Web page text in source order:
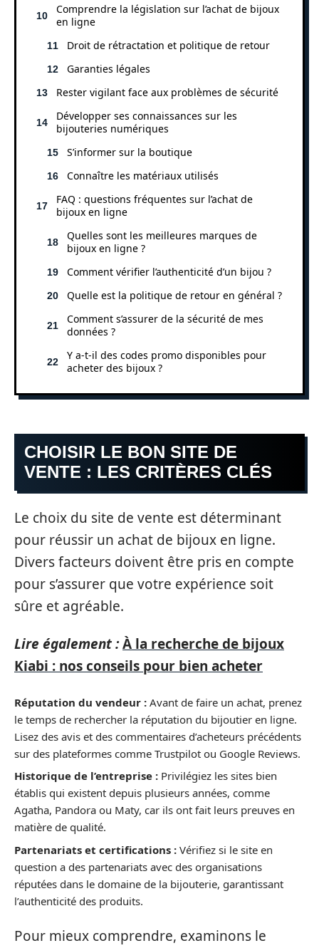
Comprendre la législation sur l’achat de bijoux
en ligne
Droit de rétractation et politique de retour
Garanties légales
Rester vigilant face aux problèmes de sécurité
Développer ses connaissances sur les
bijouteries numériques
S’informer sur la boutique
Connaître les matériaux utilisés
FAQ : questions fréquentes sur l’achat de
bijoux en ligne
Quelles sont les meilleures marques de
bijoux en ligne ?
Comment vérifier l’authenticité d’un bijou ?
Quelle est la politique de retour en général ?
Comment s’assurer de la sécurité de mes
données ?
Y a-t-il des codes promo disponibles pour
acheter des bijoux ?
CHOISIR LE BON SITE DE
VENTE : LES CRITÈRES CLÉS
Le choix du site de vente est déterminant
pour réussir un achat de bijoux en ligne.
Divers facteurs doivent être pris en compte
pour s’assurer que votre expérience soit
sûre et agréable.
Lire également :À la recherche de bijoux
Kiabi : nos conseils pour bien acheter
Réputation du vendeur : Avant de faire un achat, prenez
le temps de rechercher la réputation du bijoutier en ligne.
Lisez des avis et des commentaires d’acheteurs précédents
sur des plateformes comme Trustpilot ou Google Reviews.
Historique de l’entreprise : Privilégiez les sites bien
établis qui existent depuis plusieurs années, comme
Agatha, Pandora ou Maty, car ils ont fait leurs preuves en
matière de qualité.
Partenariats et certifications : Vérifiez si le site en
question a des partenariats avec des organisations
réputées dans le domaine de la bijouterie, garantissant
l’authenticité des produits.
Pour mieux comprendre, examinons le